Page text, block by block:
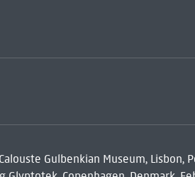
Gulbenkian Museum, Lisbon,